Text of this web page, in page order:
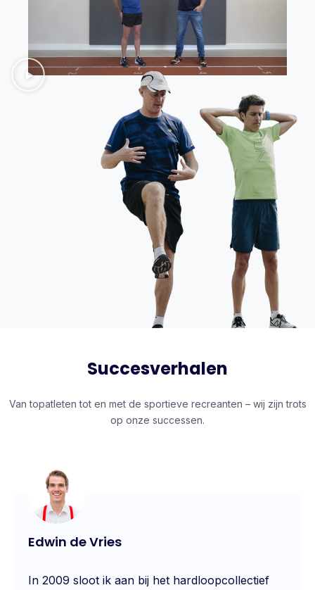
Succesverhalen
Van topatleten tot en met de sportieve recreanten – wij zijn trots
op onze successen.
Edwin de Vries
In 2009 sloot ik aan bij het hardloopcollectief